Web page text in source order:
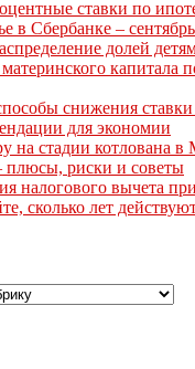
ставки по
в Сбербанке –
долей
капитала
снижения ставки
для экономии
на стадии котлована в
риски и советы
налогового вычета
сколько лет